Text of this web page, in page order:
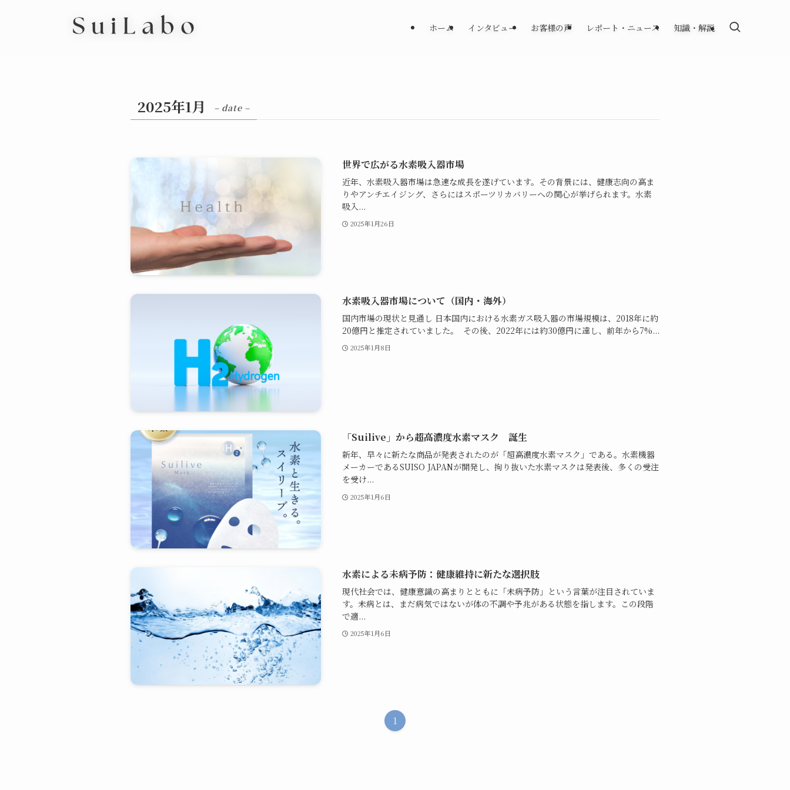
ホーム インタビュー お客様の声 レポート・ニュース 知識・解説
2025年1月 – date –
世界で広がる水素吸入器市場
近年、水素吸入器市場は急速な成長を遂げています。その背景には、健康志向の高ま
りやアンチエイジング、さらにはスポーツリカバリーへの関心が挙げられます。水素
吸入...
2025年1月26日
水素吸入器市場について（国内・海外）
国内市場の現状と見通し 日本国内における水素ガス吸入器の市場規模は、2018年に約
20億円と推定されていました。 その後、2022年には約30億円に達し、前年から7%...
2025年1月8日
「Suilive」から超高濃度水素マスク 誕生
新年、早々に新たな商品が発表されたのが「超高濃度水素マスク」である。水素機器
メーカーであるSUISO JAPANが開発し、拘り抜いた水素マスクは発表後、多くの受注
を受け...
2025年1月6日
水素による未病予防：健康維持に新たな選択肢
現代社会では、健康意識の高まりとともに「未病予防」という言葉が注目されていま
す。未病とは、まだ病気ではないが体の不調や予兆がある状態を指します。この段階
で適...
2025年1月6日
1